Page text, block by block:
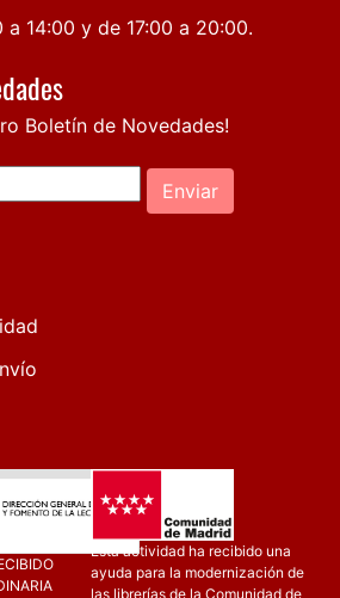
a 14:00 y de 17:00 a 20:00.
Boletín de Novedades!
Enviar
Esta actividad ha recibido una
ayuda para la modernización de
las librerías de la Comunidad de